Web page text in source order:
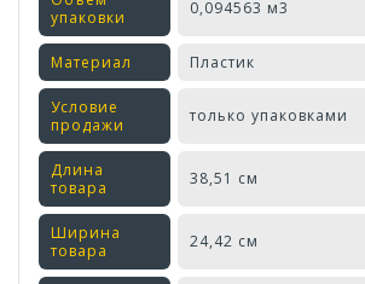
упаковки
0,094563 м3
Материал Пластик
Условие
продажи
только упаковками
Длина
товара
38,51 см
Ширина
товара
24,42 см